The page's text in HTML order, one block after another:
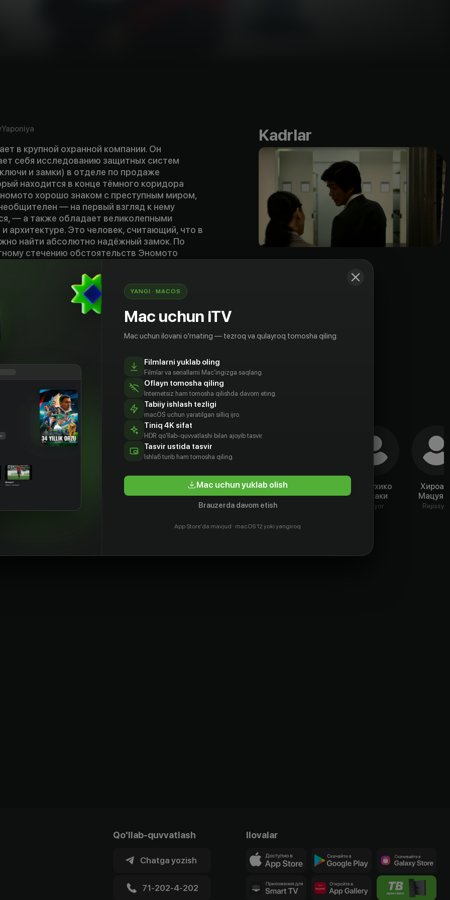
Yaponiya
в крупной охранной компании. Он
себя исследованию защитных систем
и замки) в отделе по продаже
находится в конце тёмного коридора
хорошо знаком с преступным миром,
— на первый взгляд к нему
— а также обладает великолепными
архитектуре. Это человек, считающий, что в
найти абсолютно надёжный замок. По
стечению обстоятельств Эномото
не интересен этот случай, как только он
комната», то меняется в лице. Ему
к тайне, кажущейся идеальным
свои огромные знания,
всю концентрацию, чтобы открыть двери
Kadrlar
Сюкугава
Сёго Асари
Aktyor
Цубаса
Хонда
Aktyor
Тамаки
Кацухико
Сасаки
Aktyor Rejissyor
Qo'llab-quvvatlash
Chatga yozish
71-202-4-202
Ilovalar
YANGI · MACOS
Mac uchun iTV
Mac uchun ilovani o'rnating — tezroq va qulayroq tomosha qiling.
Filmlarni yuklab oling
Filmlar va seriallarni Mac'ingizga saqlang.
Oflayn tomosha qiling
Internetsiz ham tomosha qilishda davom eting.
Tabiiy ishlash tezligi
macOS uchun yaratilgan silliq ijro.
Tiniq 4K sifat
HDR qo'llab-quvvatlashi bilan ajoyib tasvir.
Tasvir ustida tasvir
Ishlаб turib ham tomosha qiling.
Mac uchun yuklab olish
Brauzerda davom etish
App Store'da mavjud · macOS 12 yoki yangiroq